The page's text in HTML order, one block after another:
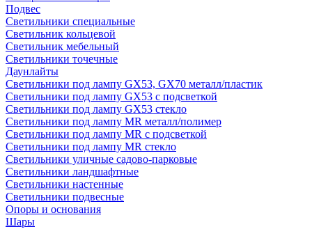
Подвес
Светильники специальные
Светильник кольцевой
Светильник мебельный
Светильники точечные
Даунлайты
Светильники под лампу GX53, GX70 металл/пластик
Светильники под лампу GX53 с подсветкой
Светильники под лампу GX53 стекло
Светильники под лампу MR металл/полимер
Светильники под лампу MR с подсветкой
Светильники под лампу MR стекло
Светильники уличные садово-парковые
Светильники ландшафтные
Светильники настенные
Светильники подвесные
Опоры и основания
Шары